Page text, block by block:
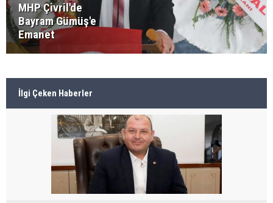
MHP Çivril'de
Bayram Gümüş'e
Emanet
İlgi Çeken Haberler